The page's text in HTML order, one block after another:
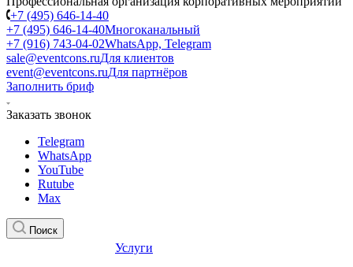
+7 (495) 646-14-40
+7 (495) 646-14-40Многоканальный
+7 (916) 743-04-02WhatsApp, Telegram
sale@eventcons.ruДля клиентов
event@eventcons.ruДля партнёров
Заполнить бриф
Заказать звонок
Telegram
WhatsApp
YouTube
Rutube
Max
Поиск
Услуги